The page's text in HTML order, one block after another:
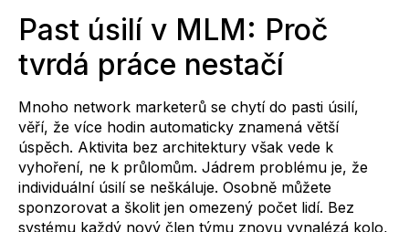
Past úsilí v MLM: Proč
tvrdá práce nestačí
Mnoho network marketerů se chytí do pasti úsilí,
věří, že více hodin automaticky znamená větší
úspěch. Aktivita bez architektury však vede k
vyhoření, ne k průlomům. Jádrem problému je, že
individuální úsilí se neškáluje. Osobně můžete
sponzorovat a školit jen omezený počet lidí. Bez
systému každý nový člen týmu znovu vynalézá kolo,